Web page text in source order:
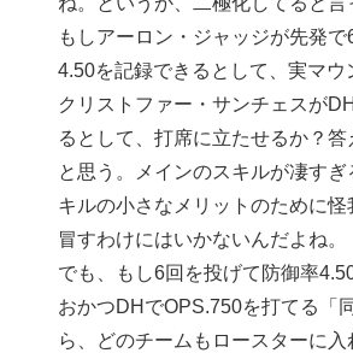
もしアーロン・ジャッジが先発
4.50を記録できるとして、実マウ
クリストファー・サンチェスが
るとして、打席に立たせるか？
と思う。メインのスキルが凄す
キルの小さなメリットのために
冒すわけにはいかないんだよね。
でも、もし6回を投げて防御率
おかつDHでOPS.750を打てる「
ら、どのチームもロースターに